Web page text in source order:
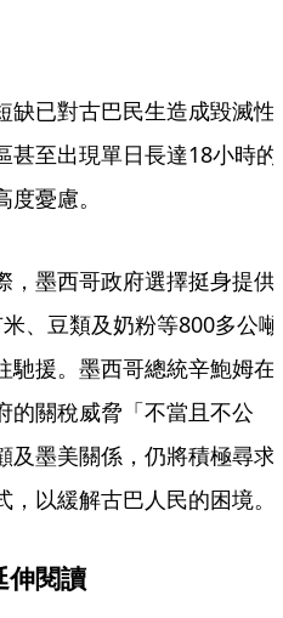
缺已對古巴民生造成毀滅性
甚至出現單日長達18小時的
憂慮。
，墨西哥政府選擇挺身提供
、豆類及奶粉等800多公噸
馳援。墨西哥總統辛鮑姆在
的關稅威脅「不當且不公
及墨美關係，仍將積極尋求
以緩解古巴人民的困境。
伸閱讀